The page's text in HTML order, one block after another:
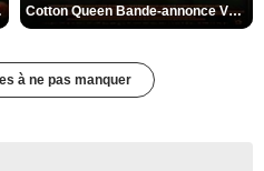
STFR Cotton Queen Bande-annonce VO STFR
à ne pas manquer